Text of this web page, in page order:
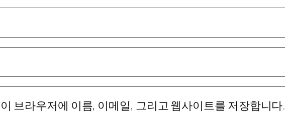
브라우저에 이름, 이메일, 그리고 웹사이트를 저장합니다.